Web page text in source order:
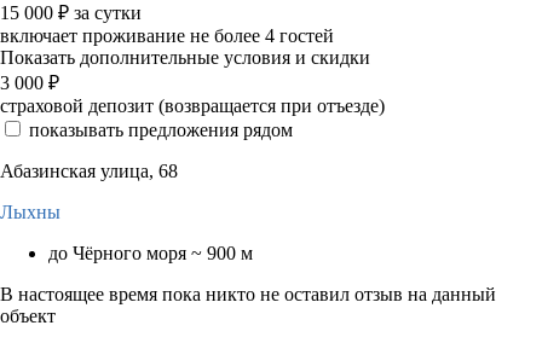
15 000 ₽ за сутки
включает проживание не более 4 гостей
Показать дополнительные условия и скидки
3 000 ₽
страховой депозит (возвращается при отъезде)
показывать предложения рядом
Абазинская улица, 68
Лыхны
до Чёрного моря ~ 900 м
В настоящее время пока никто не оставил отзыв на данный
объект